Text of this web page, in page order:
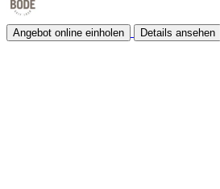
Angebot online einholen Details ansehen